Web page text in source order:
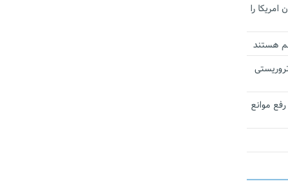
را
هستند
موانع